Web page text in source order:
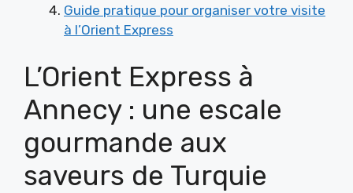
Guide pratique pour organiser votre visite
à l’Orient Express
L’Orient Express à
Annecy : une escale
gourmande aux
saveurs de Turquie